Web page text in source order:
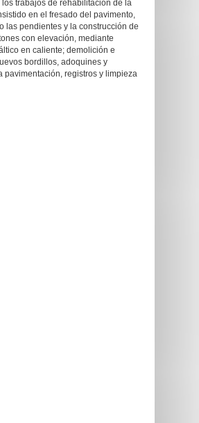
trabajos de rehabilitación de la
en el fresado del pavimento,
las pendientes y la construcción de
con elevación, mediante
en caliente; demolición e
bordillos, adoquines y
pavimentación, registros y limpieza